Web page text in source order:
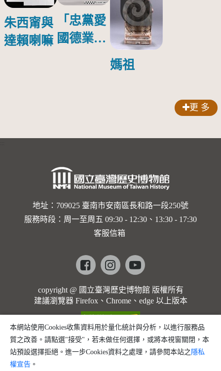
朱西甯與
達賴喇嘛
「忠黨愛
國德業並
媽祖
更 多
地址：709025 臺南市安南區長和路一段250號
服務時段：周一至周五 09:30 - 12:30、13:30 - 17:30
客服信箱
Facebookinstagramyoutube
copyright @ 國立臺灣歷史博物館 版權所有
建議瀏覽器 Firefox、Chrome、edge 以上版本
本網站使用Cookies收集資料用於量化統計與分析，以進行服務品
質之改善。請點選"接受"，若未做任何選擇，或將本視窗關閉，本
站預設選擇拒絕。進一步Cookies資料之處理，請參閱本站之 隱私
權宣告 。